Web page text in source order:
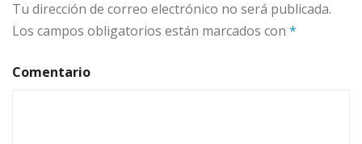
Tu dirección de correo electrónico no será publicada.
Los campos obligatorios están marcados con *
Comentario